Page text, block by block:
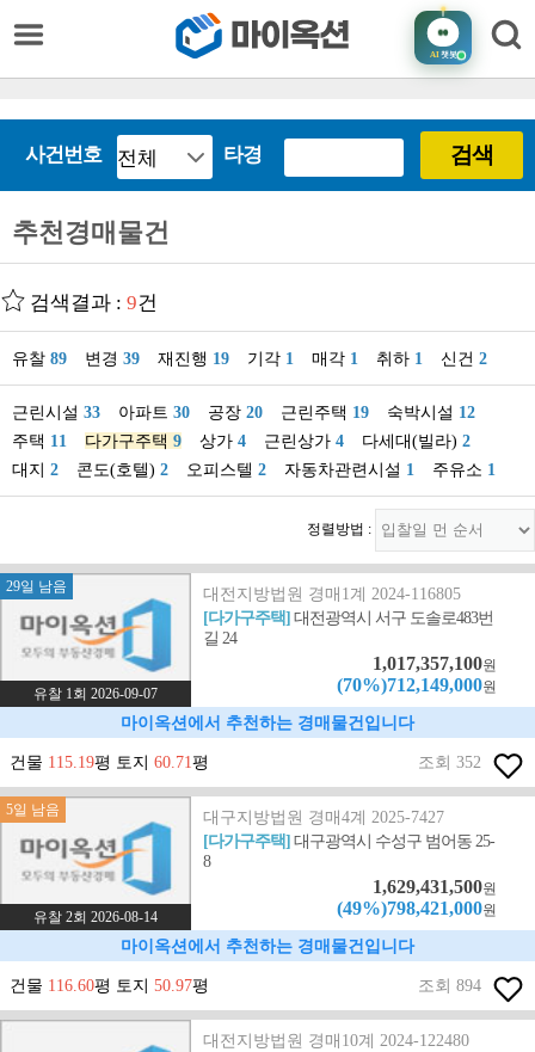
AI챗봇
사건번호 타경 검색
추천경매물건
검색결과 : 9건
유찰 89 변경 39 재진행 19 기각 1 매각 1 취하 1 신건 2
근린시설 33 아파트 30 공장 20 근린주택 19 숙박시설 12
주택 11 다가구주택 9 상가 4 근린상가 4 다세대(빌라) 2
대지 2 콘도(호텔) 2 오피스텔 2 자동차관련시설 1 주유소 1
정렬방법 :
29일 남음
유찰 1회 2026-09-07
대전지방법원 경매1계 2024-116805
[다가구주택]대전광역시 서구 도솔로483번
길 24
1,017,357,100원
(70%)712,149,000원
마이옥션에서 추천하는 경매물건입니다
건물 115.19평 토지 60.71평 조회 352
5일 남음
유찰 2회 2026-08-14
대구지방법원 경매4계 2025-7427
[다가구주택]대구광역시 수성구 범어동 25-
8
1,629,431,500원
(49%)798,421,000원
마이옥션에서 추천하는 경매물건입니다
건물 116.60평 토지 50.97평 조회 894
대전지방법원 경매10계 2024-122480